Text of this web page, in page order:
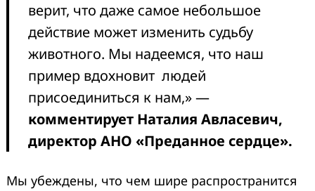
верит, что даже самое небольшое
действие может изменить судьбу
животного. Мы надеемся, что наш
пример вдохновит людей
присоединиться к нам,» —
комментирует Наталия Авласевич,
директор АНО «Преданное сердце».
Мы убеждены, что чем шире распространится